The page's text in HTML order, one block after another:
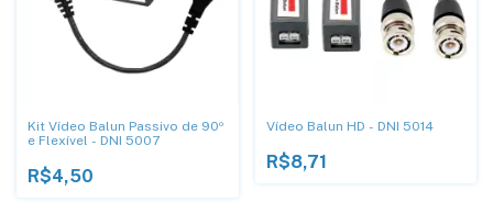
Kit Vídeo Balun Passivo de 90º
e Flexível - DNI 5007
R$4,50
Vídeo Balun HD - DNI 5014
R$8,71